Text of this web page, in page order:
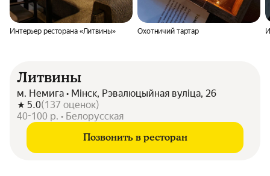
Интерьер ресторана «Литвины» Охотничий тартар
Литвины
м. Немига • Мінск, Рэвалюцыйная вуліца, 26
5.0(137 оценок)
40-100 р. • Белорусская
Позвонить в ресторан